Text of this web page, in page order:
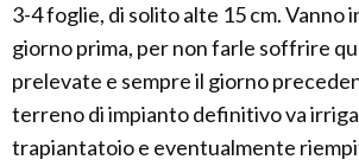
3-4 foglie, di solito alte 15 cm. Vanno
giorno prima, per non farle soffrire
prelevate e sempre il giorno
terreno di impianto definitivo va
trapiantatoio e eventualmente